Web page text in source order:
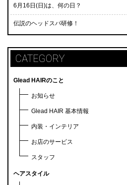
6月16日(日)は、何の日？
伝説のヘッドスパ研修！
CATEGORY
Glead HAIRのこと
お知らせ
Glead HAIR 基本情報
内装・インテリア
お店のサービス
スタッフ
ヘアスタイル